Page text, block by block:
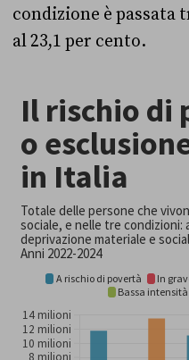
condizione è passata
al 23,1 per cento.